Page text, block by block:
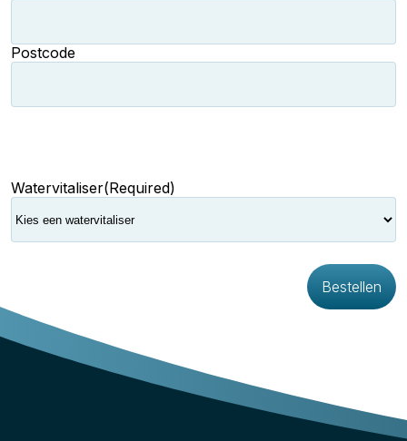
Postcode
Watervitaliser(Required)